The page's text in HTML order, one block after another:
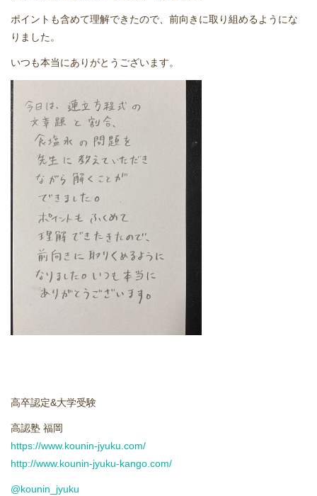
高卒認定試験とは
高卒認定試験にかかる費用
どうやって勉強する？
合格後の進路
よくあるご質問
オンライン個別指導
アクセス情報
プライバシーポリシー
進学実績
生徒さんの声
ポイントも含めて理解できたので、前向きに取り組めるようにな
りました。
いつも本当にありがとうございます。
高卒認定&大学受験
高認塾 福岡
https://www.kounin-jyuku.com/
http://www.kounin-jyuku-kango.com/
@kounin_jyuku